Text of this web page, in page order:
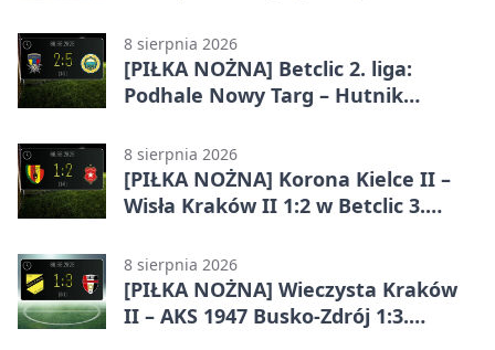
8 sierpnia 2026
[PIŁKA NOŻNA] Betclic 2. liga:
Podhale Nowy Targ – Hutnik
efektownym zwycięstwem
8 sierpnia 2026
[PIŁKA NOŻNA] Korona Kielce II –
Wisła Kraków II 1:2 w Betclic 3.
odwróciła losy meczu
8 sierpnia 2026
[PIŁKA NOŻNA] Wieczysta Kraków
II – AKS 1947 Busko-Zdrój 1:3.